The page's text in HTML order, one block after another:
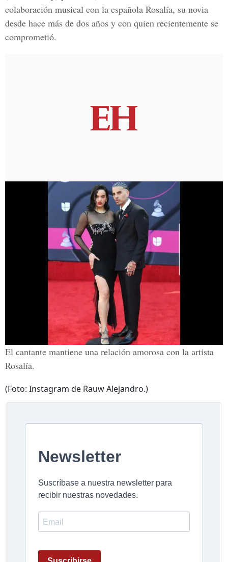
colaboración musical con la española Rosalía, su novia
desde hace más de dos años y con quien recientemente se
comprometió.
El cantante mantiene una relación amorosa con la artista
Rosalía.
(Foto: Instagram de Rauw Alejandro.)